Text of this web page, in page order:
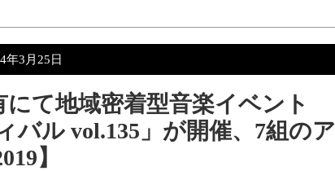
年3月25日
て地域密着型音楽イベント
バル vol.135」が開催、7組のア
】